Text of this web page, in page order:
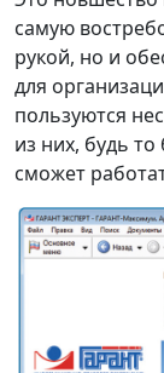
самую
рукой, но и
для
пользуются
из них, будь то
сможет